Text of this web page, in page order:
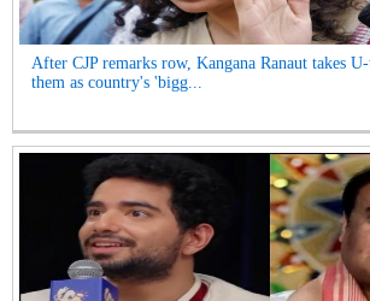
After CJP remarks row, Kangana Ranaut takes
them as country's 'bigg...